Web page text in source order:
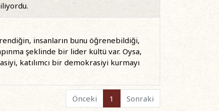
insanların bunu öğrenebildiği,
şeklinde bir lider kültü var. Oysa,
katılımcı bir demokrasiyi kurmayı
Önceki 1 Sonraki